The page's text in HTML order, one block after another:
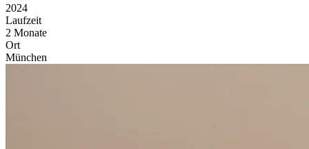
2024
Laufzeit
2 Monate
Ort
München